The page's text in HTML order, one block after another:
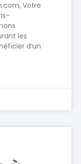
Votre
les
d’un